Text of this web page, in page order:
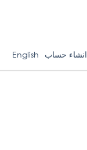
حساب English